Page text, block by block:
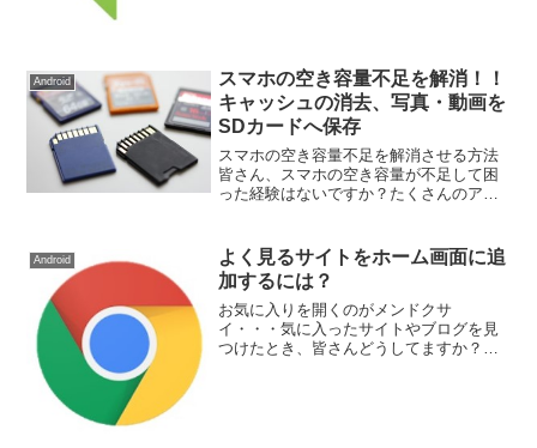
Android
スマホの空き容量不足を解消！！
キャッシュの消去、写真・動画を
SDカードへ保存
スマホの空き容量不足を解消させる方法
皆さん、スマホの空き容量が不足して困
った経験はないですか？たくさんのアプ
て保存できなくなることがあります。今
回は、空き容量不足の主な...
Android
よく見るサイトをホーム画面に追
加するには？
お気に入りを開くのがメンドクサ
イ・・・気に入ったサイトやブログを見
つけたとき、皆さんどうしてますか？多